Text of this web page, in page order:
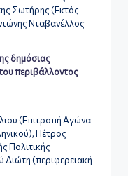
Σωτήρης (Εκτός
Νταβανέλλος
δημόσιας
περιβάλλοντος
(Eπιτροπή Αγώνα
Πέτρος
Πολιτικής
Διώτη (περιφερειακή